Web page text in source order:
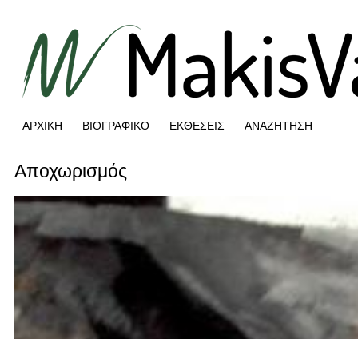
ΑΡΧΙΚΉ ΒΙΟΓΡΑΦΙΚΌ ΕΚΘΈΣΕΙΣ ΑΝΑΖΉΤΗΣΗ
Αποχωρισμός